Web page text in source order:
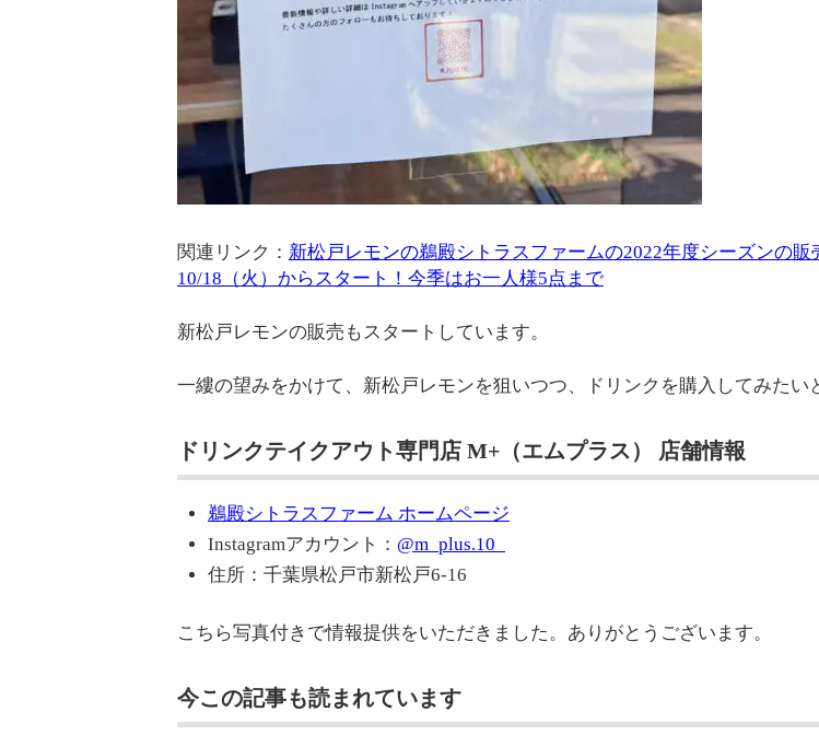
関連リンク： 新松戸レモンの鵜殿シトラスファームの2022年度シーズンの販
10/18（火）からスタート！今季はお一人様5点まで
新松戸レモンの販売もスタートしています。
一縷の望みをかけて、新松戸レモンを狙いつつ、ドリンクを購入してみたい
ドリンクテイクアウト専門店 M+（エムプラス） 店舗情報
鵜殿シトラスファーム ホームページ
Instagramアカウント： @m_plus.10_
住所：千葉県松戸市新松戸6-16
こちら写真付きで情報提供をいただきました。ありがとうございます。
今この記事も読まれています